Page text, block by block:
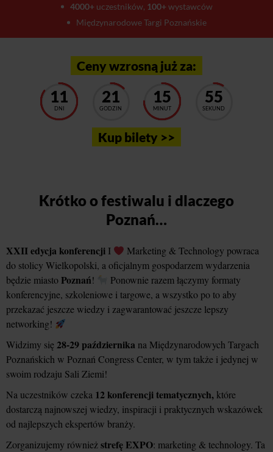
4000+uczestników, 100+wystawców
Międzynarodowe Targi Poznańskie
Ceny wzrosną już za:
11
DNI
21
GODZIN
15
MINUT
51
SEKUND
Kup bilety >>
Krótko o festiwalu i dlaczego
Poznań…
XXII edycja konferencji I
Marketing & Technology powraca
do stolicy Wielkopolski, a oficjalnym gospodarzem wydarzenia
będzie miasto Poznań!
Ponownie razem łączymy formaty
konferencyjne, szkoleniowe i targowe, a wszystko po to aby
przekazać jeszcze wiedzy i zagwarantować jeszcze lepszy
networking!
Widzimy się28-29 października na Międzynarodowych Targach
Poznańskich w Poznań Congress Center, w tym także i jedynej w
swoim rodzaju Sali Ziemi!
Na uczestników czeka 12 konferencji tematycznych, które
dostarczą najnowszej wiedzy, inspiracji i praktycznych wskazówek
od najlepszych ekspertów branży.
Zorganizujemy równieżstrefę EXPO: marketing & technology. Ta